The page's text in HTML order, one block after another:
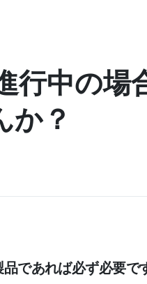
行中の場
か？
であれば必ず必要で